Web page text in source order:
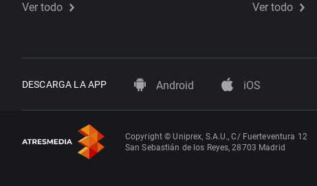
Ver todo Ver todo
DESCARGA LA APP Android iOS
Copyright © Uniprex, S.A.U., C/ Fuerteventura 12
San Sebastián de los Reyes, 28703 Madrid